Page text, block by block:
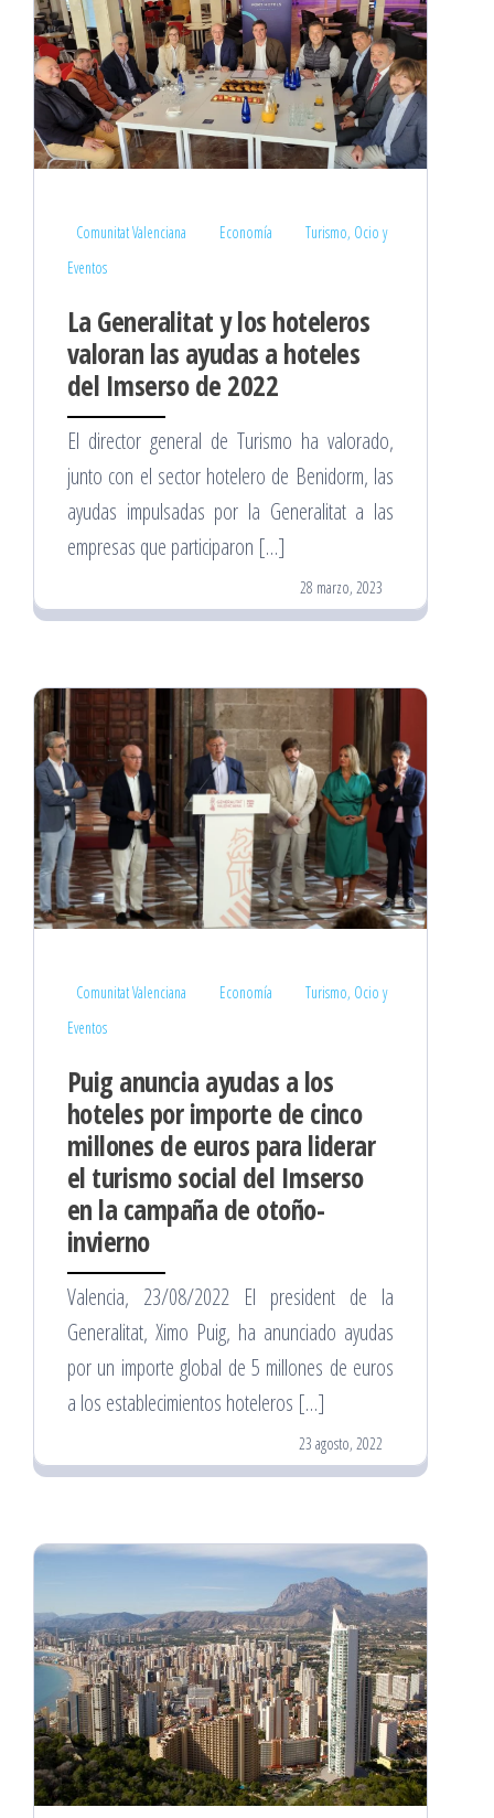
Comunitat Valenciana Economía
Turismo, Ocio y
Eventos
La Generalitat y los hoteleros
valoran las ayudas a hoteles
del Imserso de 2022
El director general de Turismo ha valorado,
junto con el sector hotelero de Benidorm, las
ayudas impulsadas por la Generalitat a las
empresas que participaron […]
28 marzo, 2023
Comunitat Valenciana Economía
Turismo, Ocio y
Eventos
Puig anuncia ayudas a los
hoteles por importe de cinco
millones de euros para liderar
el turismo social del Imserso
en la campaña de otoño-
invierno
Valencia, 23/08/2022 El president de la
Generalitat, Ximo Puig, ha anunciado ayudas
por un importe global de 5 millones de euros
a los establecimientos hoteleros […]
23 agosto, 2022